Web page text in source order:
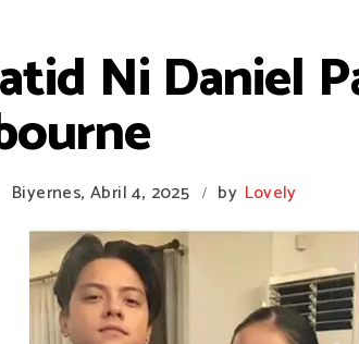
Ni Daniel
Biyernes, Abril 4, 2025 / by Lovely